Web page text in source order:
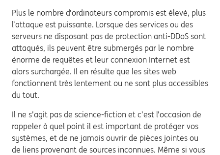
Plus le nombre d’ordinateurs compromis est élevé, plus
l’attaque est puissante. Lorsque des services ou des
serveurs ne disposant pas de protection anti-DDoS sont
attaqués, ils peuvent être submergés par le nombre
énorme de requêtes et leur connexion Internet est
alors surchargée. Il en résulte que les sites web
fonctionnent très lentement ou ne sont plus accessibles
du tout.
Il ne s’agit pas de science-fiction et c’est l’occasion de
rappeler à quel point il est important de protéger vos
systèmes, et de ne jamais ouvrir de pièces jointes ou
de liens provenant de sources inconnues. Même si vous